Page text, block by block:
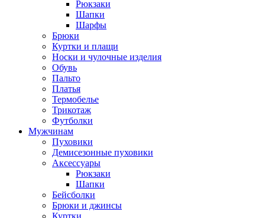
Рюкзаки
Шапки
Шарфы
Брюки
Куртки и плащи
Носки и чулочные изделия
Обувь
Пальто
Платья
Термобелье
Трикотаж
Футболки
Мужчинам
Пуховики
Демисезонные пуховики
Аксессуары
Рюкзаки
Шапки
Бейсболки
Брюки и джинсы
Куртки